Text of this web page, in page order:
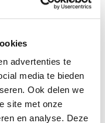
advertenties te
media te bieden
Ook delen we
site met onze
en analyse. Deze
wij steeds meer in
op RKC
2025